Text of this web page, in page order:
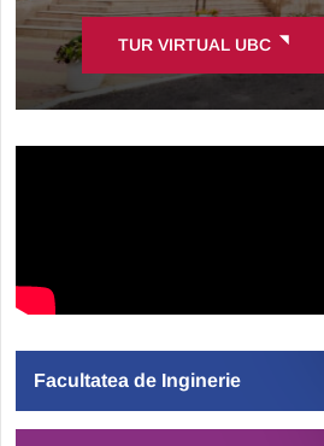
TUR VIRTUAL UBC
Facultatea de Inginerie